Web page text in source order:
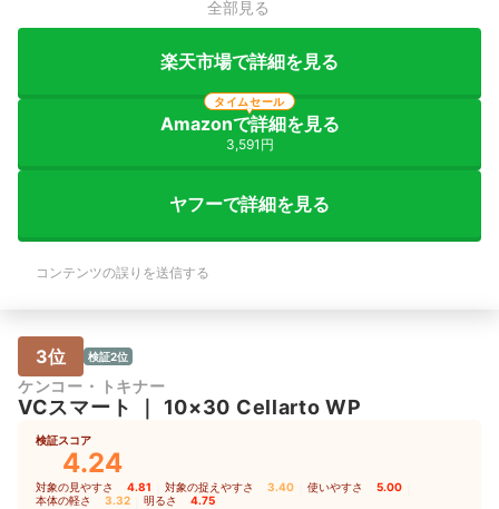
全部見る
楽天市場で詳細を見る
Amazonで詳細を見る
3,591円
タイムセール
ヤフーで詳細を見る
コンテンツの誤りを送信する
3位 検証2位
ケンコー・トキナー
VCスマート 10×30 Cellarto WP
検証スコア
4.24
対象の見やすさ 4.81 対象の捉えやすさ 3.40 使いやすさ 5.00
本体の軽さ 3.32 明るさ 4.75